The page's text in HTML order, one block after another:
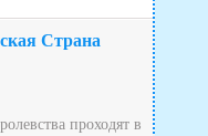
Страна
проходят в